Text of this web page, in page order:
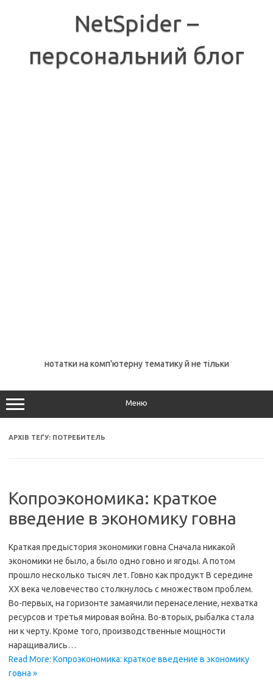
NetSpider –
персональний блог
нотатки на комп'ютерну тематику й не тільки
Меню
АРХІВ ТЕҐУ: ПОТРЕБИТЕЛЬ
Копроэкономика: краткое
введение в экономику говна
Краткая предыстория экономики говна Сначала никакой
экономики не было, а было одно говно и ягоды. А потом
прошло несколько тысяч лет. Говно как продукт В середине
XX века человечество столкнулось с множеством проблем.
Во-первых, на горизонте замаячили перенаселение, нехватка
ресурсов и третья мировая война. Во-вторых, рыбалка стала
ни к черту. Кроме того, производственные мощности
наращивались…
Read More: Копроэкономика: краткое введение в экономику
говна »